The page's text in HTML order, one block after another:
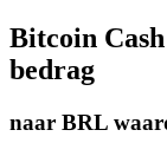
Bitcoin
bedrag
naar BRL